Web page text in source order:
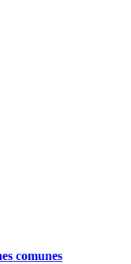
comunes